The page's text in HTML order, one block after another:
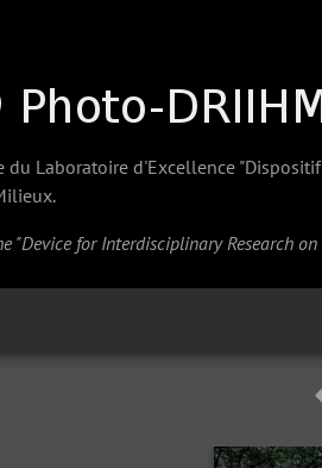
Laboratoire d'Excellence
"Device for Interdisciplinary Research